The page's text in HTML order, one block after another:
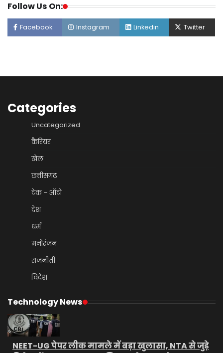
Follow Us On:
Facebook Instagram Linkedin Twitter
Categories
Uncategorized
कैरियर
खेल
छत्तीसगढ़
टेक – ऑटो
देश
धर्म
मनोरंजन
राजनीती
विदेश
Technology News
NEET-UG पेपर लीक मामले में बड़ा खुलासा, NTA से जुड़े